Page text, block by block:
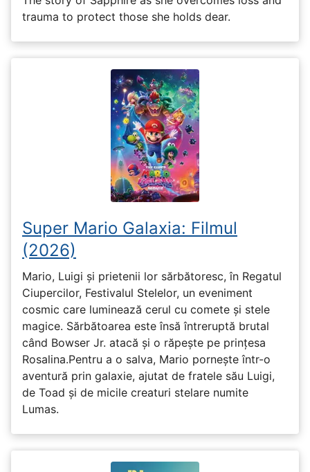
trauma to protect those she holds dear.
Super Mario Galaxia: Filmul
(2026)
Mario, Luigi și prietenii lor sărbătoresc, în Regatul
Ciupercilor, Festivalul Stelelor, un eveniment
cosmic care luminează cerul cu comete și stele
magice. Sărbătoarea este însă întreruptă brutal
când Bowser Jr. atacă și o răpește pe prinţesa
Rosalina.Pentru a o salva, Mario pornește într-o
aventură prin galaxie, ajutat de fratele său Luigi,
de Toad și de micile creaturi stelare numite
Lumas.